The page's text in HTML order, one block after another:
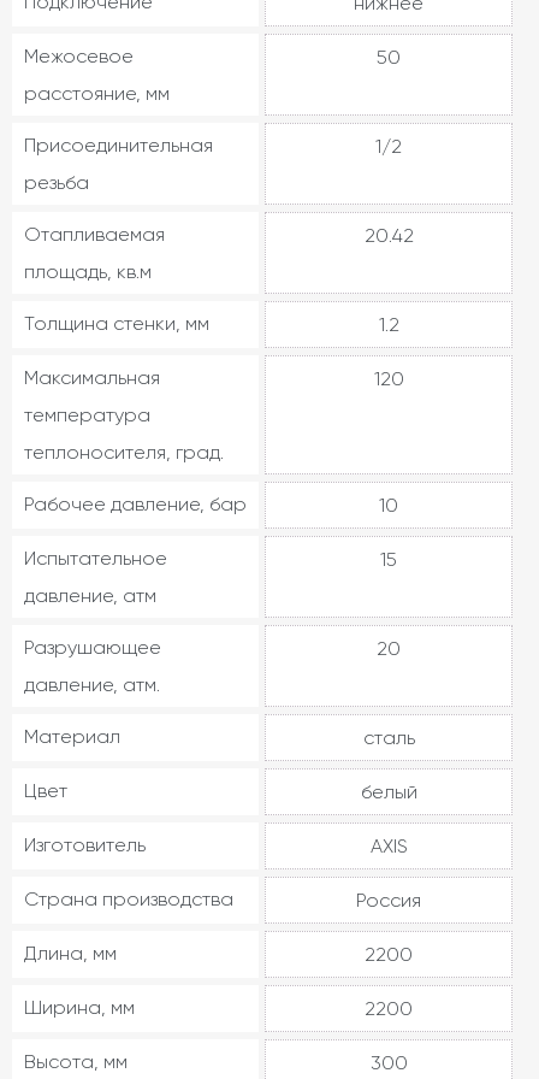
Межосевое
расстояние, мм
50
Присоединительная
резьба
1/2
Отапливаемая
площадь, кв.м
20.42
Толщина стенки, мм 1.2
Максимальная
температура
теплоносителя, град.
120
Рабочее давление, бар 10
Испытательное
давление, атм
15
Разрушающее
давление, атм.
20
Материал сталь
Цвет белый
Изготовитель AXIS
Страна производства Россия
Длина, мм 2200
Ширина, мм 2200
Высота, мм 300